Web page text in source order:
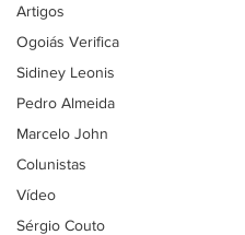
Artigos
Ogoiás Verifica
Sidiney Leonis
Pedro Almeida
Marcelo John
Colunistas
Vídeo
Sérgio Couto